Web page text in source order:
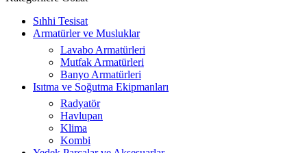
Sıhhi Tesisat
Armatürler ve Musluklar
Lavabo Armatürleri
Mutfak Armatürleri
Banyo Armatürleri
Isıtma ve Soğutma Ekipmanları
Radyatör
Havlupan
Klima
Kombi